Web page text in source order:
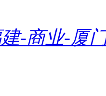
-商业-厦